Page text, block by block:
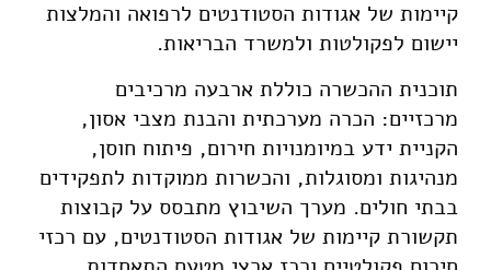
קיימות של אגודות הסטודנטים לרפואה והמלצות
יישום לפקולטות ולמשרד הבריאות.
תוכנית ההכשרה כוללת ארבעה מרכיבים
מרכזיים: הכרה מערכתית והבנת מצבי אסון,
הקניית ידע במיומנויות חירום, פיתוח חוסן,
מנהיגות ומסוגלות, והכשרות ממוקדות לתפקידים
בבתי חולים. מערך השיבוץ מתבסס על קבוצות
תקשורת קיימות של אגודות הסטודנטים, עם רכזי